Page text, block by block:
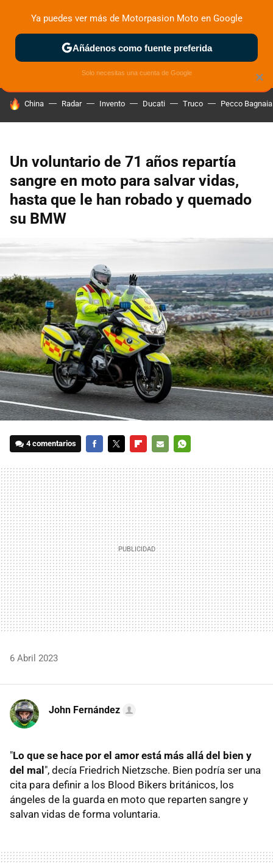
ZONA DE PRUEBAS DEPORTIVAS MOTOS ELÉCTRICAS
HOY SE HABLA DE
China Radar Invento Ducati Truco Pecco Bagnaia
Un voluntario de 71 años repartía
sangre en moto para salvar vidas,
hasta que le han robado y quemado
su BMW
4 comentarios
MAIL
6 Abril 2023
John Fernández
"Lo que se hace por el amor está más allá del bien y
del mal", decía Friedrich Nietzsche. Bien podría ser una
cita para definir a los Blood Bikers británicos, los
ángeles de la guarda en moto que reparten sangre y
salvan vidas de forma voluntaria.
×
Ya puedes ver más de Motorpasion Moto en Google
Añádenos como fuente preferida
Solo necesitas una cuenta de Google